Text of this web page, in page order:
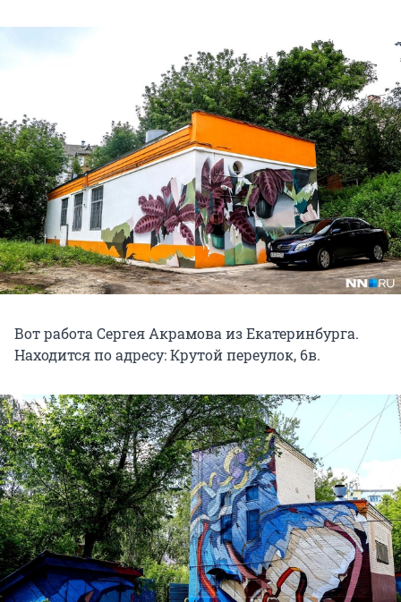
Вот работа Сергея Акрамова из Екатеринбурга.
Находится по адресу: Крутой переулок, 6в.